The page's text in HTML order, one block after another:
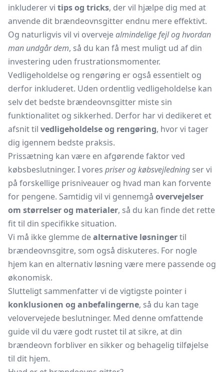
inkluderer vi tips og tricks, der vil hjælpe dig med at
anvende dit brændeovnsgitter endnu mere effektivt.
Og naturligvis vil vi overvejealmindelige fejl og hvordan
man undgår dem, så du kan få mest muligt ud af din
investering uden frustrationsmomenter.
Vedligeholdelse og rengøring er også essentielt og
derfor inkluderet. Uden ordentlig vedligeholdelse kan
selv det bedste brændeovnsgitter miste sin
funktionalitet og sikkerhed. Derfor har vi dedikeret et
afsnit til vedligeholdelse og rengøring, hvor vi tager
dig igennem bedste praksis.
Prissætning kan være en afgørende faktor ved
købsbeslutninger. I vores priser og købsvejledning ser vi
på forskellige prisniveauer og hvad man kan forvente
for pengene. Samtidig vil vi gennemgå overvejelser
om størrelser og materialer, så du kan finde det rette
fit til din specifikke situation.
Vi må ikke glemme dealternative løsningertil
brændeovnsgitre, som også diskuteres. For nogle
hjem kan en alternativ løsning være mere passende og
økonomisk.
Slutteligt sammenfatter vi de vigtigste pointer i
konklusionen og anbefalingerne, så du kan tage
velovervejede beslutninger. Med denne omfattende
guide vil du være godt rustet til at sikre, at din
brændeovn forbliver en sikker og behagelig tilføjelse
til dit hjem.